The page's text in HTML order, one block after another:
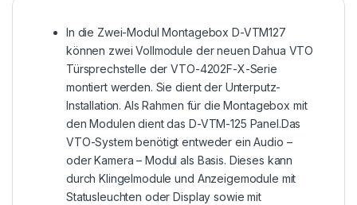
In die Zwei-Modul Montagebox D-VTM127
können zwei Vollmodule der neuen Dahua VTO
Türsprechstelle der VTO-4202F-X-Serie
montiert werden. Sie dient der Unterputz-
Installation. Als Rahmen für die Montagebox mit
den Modulen dient das D-VTM-125 Panel.Das
VTO-System benötigt entweder ein Audio –
oder Kamera – Modul als Basis. Dieses kann
durch Klingelmodule und Anzeigemodule mit
Statusleuchten oder Display sowie mit